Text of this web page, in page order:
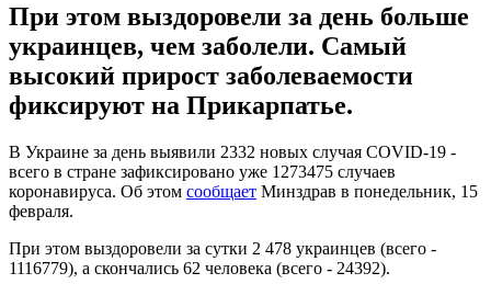
При этом выздоровели за день больше
украинцев, чем заболели. Самый
высокий прирост заболеваемости
фиксируют на Прикарпатье.
В Украине за день выявили 2332 новых случая COVID-19 -
всего в стране зафиксировано уже 1273475 случаев
коронавируса. Об этом сообщает Минздрав в понедельник, 15
февраля.
При этом выздоровели за сутки 2 478 украинцев (всего -
1116779), а скончались 62 человека (всего - 24392).